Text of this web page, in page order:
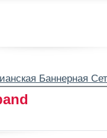
Баннерная